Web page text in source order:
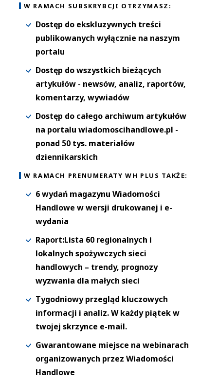
W RAMACH SUBSKRYBCJI OTRZYMASZ:
Dostęp do ekskluzywnych treści
publikowanych wyłącznie na naszym
portalu
Dostęp do wszystkich bieżących
artykułów - newsów, analiz, raportów,
komentarzy, wywiadów
Dostęp do całego archiwum artykułów
na portalu wiadomoscihandlowe.pl -
ponad 50 tys. materiałów
dziennikarskich
W RAMACH PRENUMERATY WH PLUS TAKŻE:
6 wydań magazynu Wiadomości
Handlowe w wersji drukowanej i e-
wydania
Raport:Lista 60 regionalnych i
lokalnych spożywczych sieci
handlowych – trendy, prognozy
wyzwania dla małych sieci
Tygodniowy przegląd kluczowych
informacji i analiz. W każdy piątek w
twojej skrzynce e-mail.
Gwarantowane miejsce na webinarach
organizowanych przez Wiadomości
Handlowe